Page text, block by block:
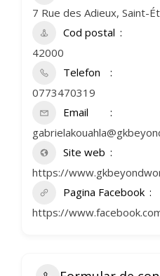
7 Rue des Adieux, Saint-
Cod postal
42000
Telefon
0773470319
Email
Site web
https://
Pagina Facebook
https://